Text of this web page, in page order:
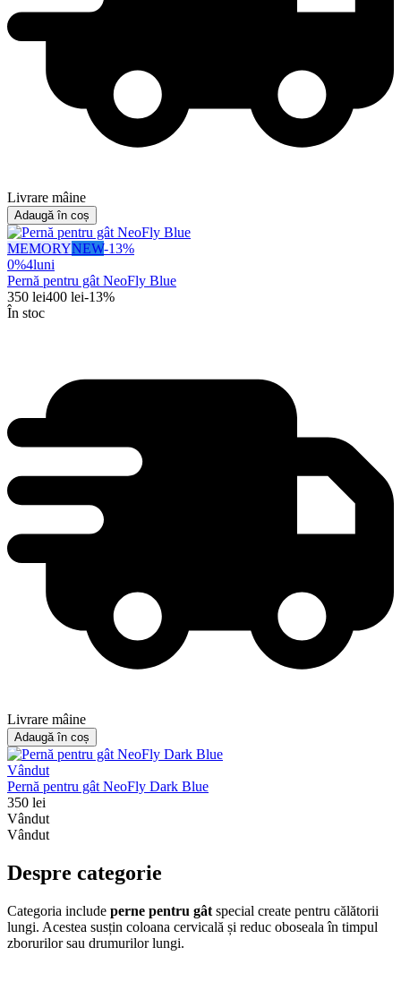
Livrare mâine
Adaugă în coș
MEMORYNEW-13%
0%4luni
Pernă pentru gât NeoFly Blue
350 lei400 lei-13%
În stoc
Livrare mâine
Adaugă în coș
Vândut
Pernă pentru gât NeoFly Dark Blue
350 lei
Vândut
Vândut
Despre categorie
Categoria include perne pentru gât special create pentru călătorii
lungi. Acestea susțin coloana cervicală și reduc oboseala în timpul
zborurilor sau drumurilor lungi.